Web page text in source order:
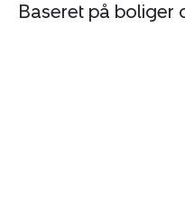
Baseret på boliger